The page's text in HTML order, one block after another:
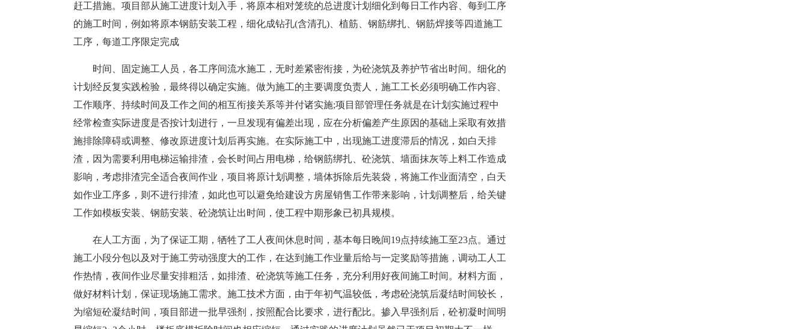
赶工措施。项目部从施工进度计划入手，将原本相对笼统的总进度计划细化到每日工作内容、每到工序
的施工时间，例如将原本钢筋安装工程，细化成钻孔(含清孔)、植筋、钢筋绑扎、钢筋焊接等四道施工
工序，每道工序限定完成
时间、固定施工人员，各工序间流水施工，无时差紧密衔接，为砼浇筑及养护节省出时间。细化的
计划经反复实践检验，最终得以确定实施。做为施工的主要调度负责人，施工工长必须明确工作内容、
工作顺序、持续时间及工作之间的相互衔接关系等并付诸实施;项目部管理任务就是在计划实施过程中
经常检查实际进度是否按计划进行，一旦发现有偏差出现，应在分析偏差产生原因的基础上采取有效措
施排除障碍或调整、修改原进度计划后再实施。在实际施工中，出现施工进度滞后的情况，如白天排
渣，因为需要利用电梯运输排渣，会长时间占用电梯，给钢筋绑扎、砼浇筑、墙面抹灰等上料工作造成
影响，考虑排渣完全适合夜间作业，项目将原计划调整，墙体拆除后先装袋，将施工作业面清空，白天
如作业工序多，则不进行排渣，如此也可以避免给建设方房屋销售工作带来影响，计划调整后，给关键
工作如模板安装、钢筋安装、砼浇筑让出时间，使工程中期形象已初具规模。
在人工方面，为了保证工期，牺牲了工人夜间休息时间，基本每日晚间19点持续施工至23点。通过
施工小段分包以及对于施工劳动强度大的工作，在达到施工作业量后给与一定奖励等措施，调动工人工
作热情，夜间作业尽量安排粗活，如排渣、砼浇筑等施工任务，充分利用好夜间施工时间。材料方面，
做好材料计划，保证现场施工需求。施工技术方面，由于年初气温较低，考虑砼浇筑后凝结时间较长，
为缩短砼凝结时间，项目部进一批早强剂，按照配合比要求，进行配比。掺入早强剂后，砼初凝时间明